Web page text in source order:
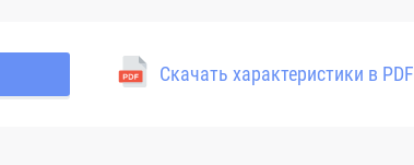
Скачать характеристики в PDF